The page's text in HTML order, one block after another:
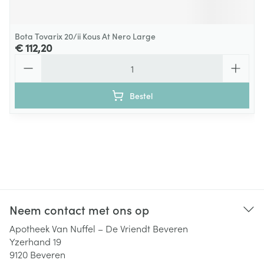
Bota Tovarix 20/ii Kous At Nero Large
€ 112,20
Bestel
Neem contact met ons op
Apotheek Van Nuffel – De Vriendt Beveren
Yzerhand 19
9120 Beveren